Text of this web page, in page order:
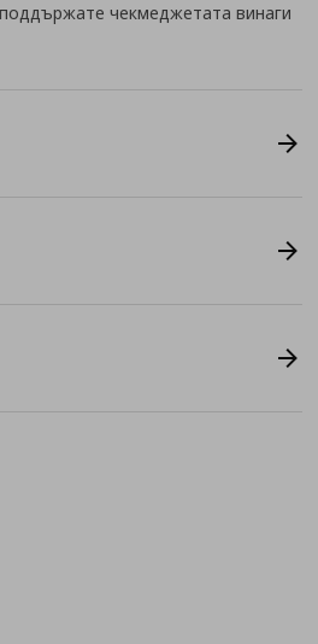
чекмеджетата винаги